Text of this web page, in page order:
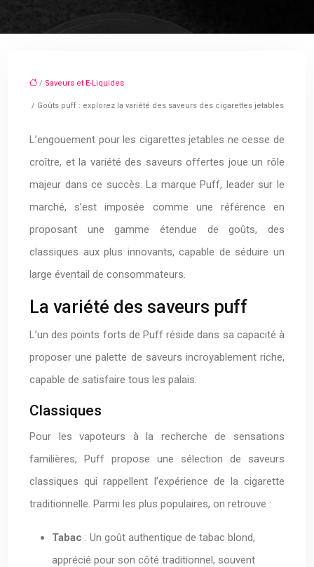
/ Saveurs et E-Liquides
/ Goûts puff : explorez la variété des saveurs des cigarettes jetables
L’engouement pour les cigarettes jetables ne cesse de
croître, et la variété des saveurs offertes joue un rôle
majeur dans ce succès. La marque Puff, leader sur le
marché, s’est imposée comme une référence en
proposant une gamme étendue de goûts, des
classiques aux plus innovants, capable de séduire un
large éventail de consommateurs.
La variété des saveurs puff
L’un des points forts de Puff réside dans sa capacité à
proposer une palette de saveurs incroyablement riche,
capable de satisfaire tous les palais.
Classiques
Pour les vapoteurs à la recherche de sensations
familières, Puff propose une sélection de saveurs
classiques qui rappellent l’expérience de la cigarette
traditionnelle. Parmi les plus populaires, on retrouve :
Tabac : Un goût authentique de tabac blond,
apprécié pour son côté traditionnel, souvent